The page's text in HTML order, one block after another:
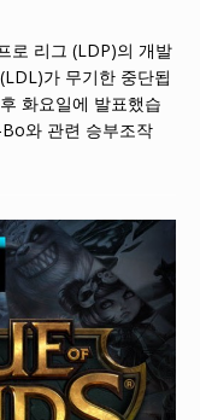
로 리그 (LDP)의 개발
가 무기한 중단됩
화요일에 발표했습
와 관련 승부조작